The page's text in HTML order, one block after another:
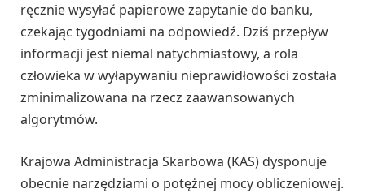
ręcznie wysyłać papierowe zapytanie do banku,
czekając tygodniami na odpowiedź. Dziś przepływ
informacji jest niemal natychmiastowy, a rola
człowieka w wyłapywaniu nieprawidłowości została
zminimalizowana na rzecz zaawansowanych
algorytmów.
Krajowa Administracja Skarbowa (KAS) dysponuje
obecnie narzędziami o potężnej mocy obliczeniowej.